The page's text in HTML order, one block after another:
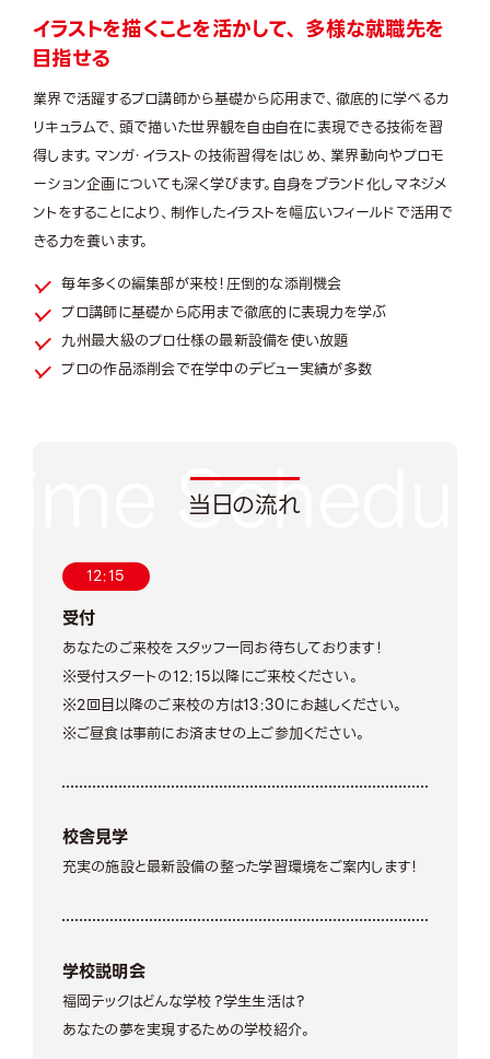
イラストを描くことを活かして、 多様な就職先を
目指せる
業界で活躍するプロ講師から基礎から応用まで、徹底的に学べるカ
リキュラムで、頭で描いた世界観を自由自在に表現できる技術を習
得します。マンガ・イラストの技術習得をはじめ、業界動向やプロモ
ーション企画についても深く学びます。自身をブランド化しマネジメ
ントをすることにより、制作したイラストを幅広いフィールドで活用で
きる力を養います。
毎年多くの編集部が来校！圧倒的な添削機会
プロ講師に基礎から応用まで徹底的に表現力を学ぶ
九州最大級のプロ仕様の最新設備を使い放題
プロの作品添削会で在学中のデビュー実績が多数
当日の流れ
12:15
受付
あなたのご来校をスタッフ一同お待ちしております！
※受付スタートの12:15以降にご来校ください。
※2回目以降のご来校の方は13:30にお越しください。
※ご昼食は事前にお済ませの上ご参加ください。
校舎見学
充実の施設と最新設備の整った学習環境をご案内します！
学校説明会
福岡テックはどんな学校？学生生活は？
あなたの夢を実現するための学校紹介。